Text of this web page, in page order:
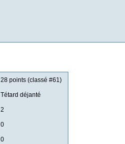
28 points (classé #61 )
Tétard déjanté
2
0
0